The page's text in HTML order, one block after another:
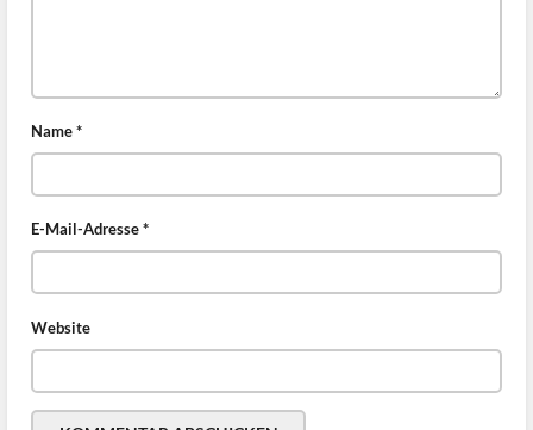
Name*
E-Mail-Adresse*
Website